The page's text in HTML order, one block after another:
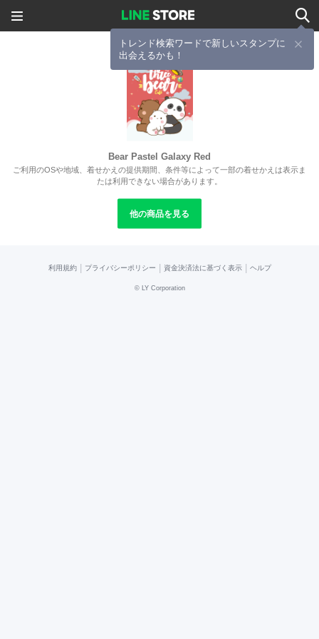
トレンド検索ワードで新しいスタンプに
出会えるかも！
Bear Pastel Galaxy Red
ご利用のOSや地域、着せかえの提供期間、条件等によって一部の着せかえは表示ま
たは利用できない場合があります。
他の商品を見る
利用規約 プライバシーポリシー 資金決済法に基づく表示 ヘルプ
© LY Corporation